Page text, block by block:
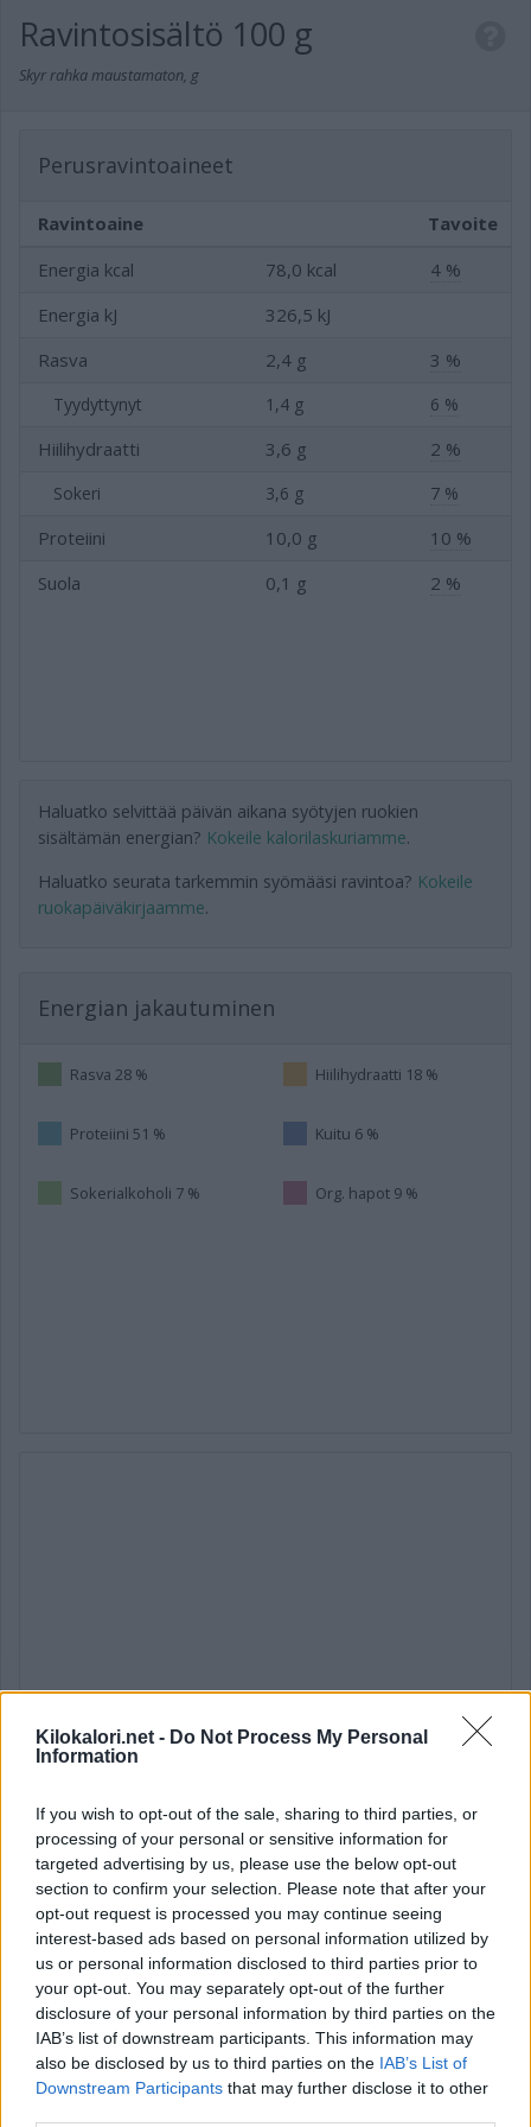
Kilokalori.net - Do Not Process My Personal
Information
If you wish to opt-out of the sale, sharing to third parties, or
processing of your personal or sensitive information for
targeted advertising by us, please use the below opt-out
section to confirm your selection. Please note that after your
opt-out request is processed you may continue seeing
interest-based ads based on personal information utilized by
us or personal information disclosed to third parties prior to
your opt-out. You may separately opt-out of the further
disclosure of your personal information by third parties on the
IAB’s list of downstream participants. This information may
also be disclosed by us to third parties on the IAB’s List of
Downstream Participants that may further disclose it to other
Ravintosisältö 100 g
Skyr rahka maustamaton, g
Perusravintoaineet
Ravintoaine
Tavoite
Energia kcal
78,0 kcal
4 %
Energia kJ
326,5 kJ
Rasva
2,4 g 3 %
Tyydyttynyt 1,4 g 6 %
Hiilihydraatti 3,6 g 2 %
Sokeri 3,6 g 7 %
Proteiini 10,0 g
10 %
Suola
0,1 g 2 %
Haluatko selvittää päivän aikana syötyjen ruokien
sisältämän energian? Kokeile kalorilaskuriamme.
Haluatko seurata tarkemmin syömääsi ravintoa? Kokeile
ruokapäiväkirjaamme.
Energian jakautuminen
Rasva 28 % Hiilihydraatti 18 %
Proteiini 51 % Kuitu 6 %
Sokerialkoholi 7 % Org. hapot 9 %
Lähde: käyttäjien luoma (2.5.2025).Ovatko tiedot puutteelliset tai
virheelliset?
Muokkaa tätä ruokaa
* Tavoite kertoo ravintoaineen määrän ja osuuden viittellisestä
päiväsaannista.Ravintoaineiden ja energian viitteellinen päiväsaanti
perustuusuomalaisiin ravitsemussuosituksiin .
Ravintoaineiden suositukset lasketaan tiedoilla:Aikuinen
keskivertokäyttäjä 2 000 kcal.
Vitamiinien, kivennäis- ja hivenaineiden suositukset lasketaan